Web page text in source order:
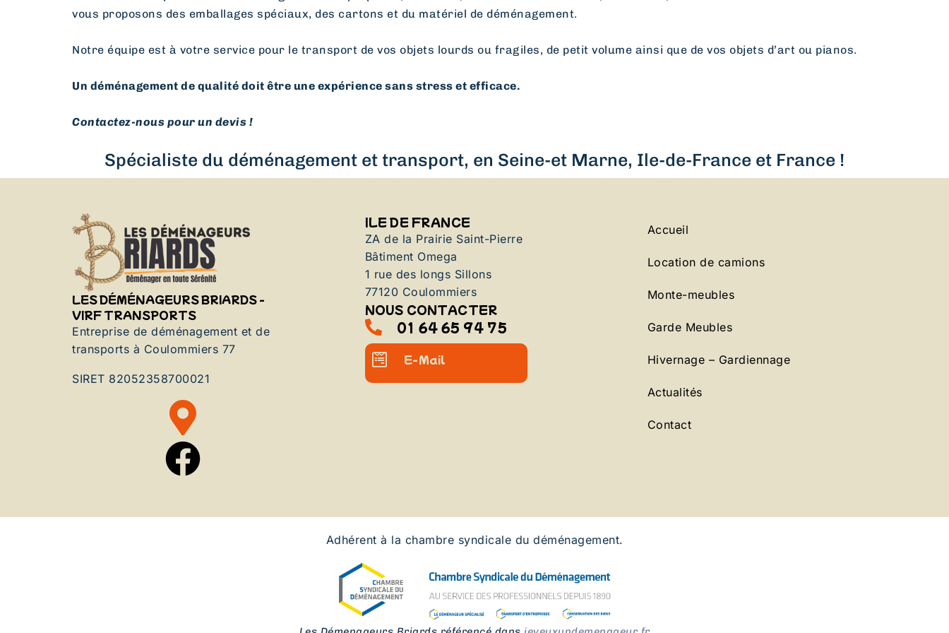
vous proposons des emballages spéciaux, des cartons et du matériel de déménagement.
Notre équipe est à votre service pour le transport de vos objets lourds ou fragiles, de petit volume ainsi que de vos objets d’art ou pianos.
Un déménagement de qualité doit être une expérience sans stress et efficace.
Contactez-nous pour un devis !
Spécialiste du déménagement et transport, en Seine-et Marne, Ile-de-France et France !
LES DÉMÉNAGEURS BRIARDS -
VIRF TRANSPORTS
Entreprise de déménagement et de
transports à Coulommiers 77
SIRET 82052358700021
ILE DE FRANCE
ZA de la Prairie Saint-Pierre
Bâtiment Omega
1 rue des longs Sillons
77120 Coulommiers
NOUS CONTACTER
01 64 65 94 75
E-Mail
Accueil
Location de camions
Monte-meubles
Garde Meubles
Hivernage – Gardiennage
Actualités
Contact
Adhérent à la chambre syndicale du déménagement.